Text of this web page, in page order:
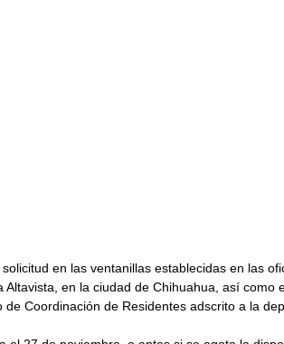
en las ventanillas establecidas en las
en la ciudad de Chihuahua, así como
Coordinación de Residentes adscrito a la